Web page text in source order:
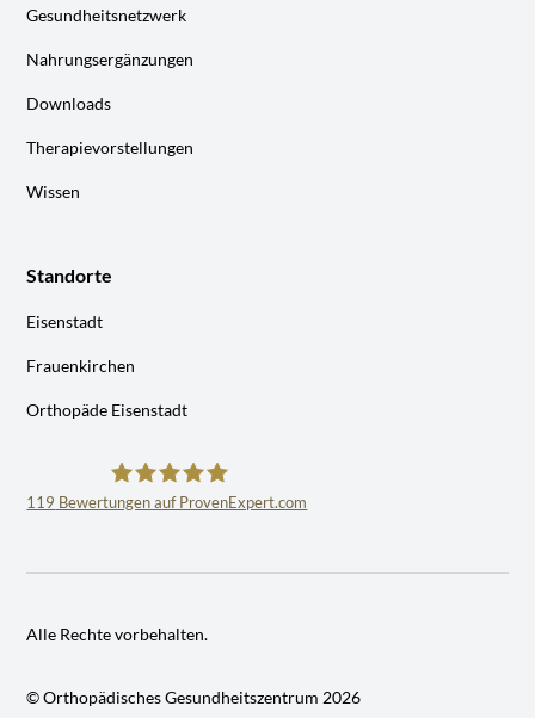
Gesundheitsnetzwerk
Nahrungsergänzungen
Downloads
Therapievorstellungen
Wissen
Standorte
Eisenstadt
Frauenkirchen
Orthopäde Eisenstadt
119 Bewertungen auf ProvenExpert.com
Alle Rechte vorbehalten.
© Orthopädisches Gesundheitszentrum 2026